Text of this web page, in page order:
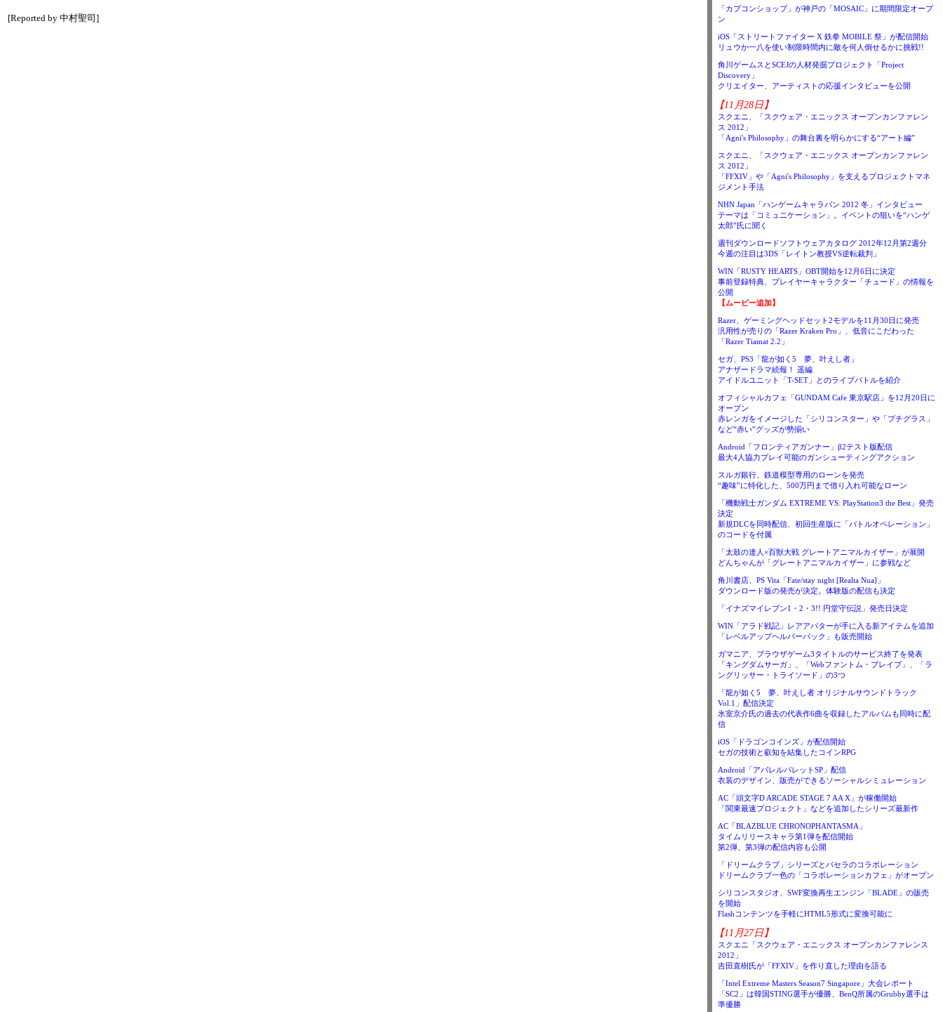
[Reported by 中村聖司]
「カプコンショップ」が神戸の「MOSAIC」に期間限定オープ
ン
iOS「ストリートファイター X 鉄拳 MOBILE 祭」が配信開始
リュウか一八を使い制限時間内に敵を何人倒せるかに挑戦!!
角川ゲームスとSCEJの人材発掘プロジェクト「Project
Discovery」
クリエイター、アーティストの応援インタビューを公開
【11月28日】
スクエニ、「スクウェア・エニックス オープンカンファレン
ス 2012」
「Agni's Philosophy」の舞台裏を明らかにする“アート編”
スクエニ、「スクウェア・エニックス オープンカンファレン
ス 2012」
「FFXIV」や「Agni's Philosophy」を支えるプロジェクトマネ
ジメント手法
NHN Japan「ハンゲームキャラバン 2012 冬」インタビュー
テーマは「コミュニケーション」。イベントの狙いを“ハンゲ
太郎”氏に聞く
週刊ダウンロードソフトウェアカタログ 2012年12月第2週分
今週の注目は3DS「レイトン教授VS逆転裁判」
WIN「RUSTY HEARTS」OBT開始を12月6日に決定
事前登録特典、プレイヤーキャラクター「チュード」の情報を
公開
【ムービー追加】
Razer、ゲーミングヘッドセット2モデルを11月30日に発売
汎用性が売りの「Razer Kraken Pro」、低音にこだわった
「Razer Tiamat 2.2」
セガ、PS3「龍が如く5 夢、叶えし者」
アナザードラマ続報！ 遥編
アイドルユニット「T-SET」とのライブバトルを紹介
オフィシャルカフェ「GUNDAM Cafe 東京駅店」を12月20日に
オープン
赤レンガをイメージした「シリコンスター」や「プチグラス」
など“赤い”グッズが勢揃い
Android「フロンティアガンナー」β2テスト版配信
最大4人協力プレイ可能のガンシューティングアクション
スルガ銀行、鉄道模型専用のローンを発売
“趣味”に特化した、500万円まで借り入れ可能なローン
「機動戦士ガンダム EXTREME VS. PlayStation3 the Best」発売
決定
新規DLCを同時配信、初回生産版に「バトルオペレーション」
のコードを付属
「太鼓の達人×百獣大戦 グレートアニマルカイザー」が展開
どんちゃんが「グレートアニマルカイザー」に参戦など
角川書店、PS Vita「Fate/stay night [Realta Nua]」
ダウンロード版の発売が決定。体験版の配信も決定
「イナズマイレブン1・2・3!! 円堂守伝説」発売日決定
WIN「アラド戦記」レアアバターが手に入る新アイテムを追加
「レベルアップヘルパーパック」も販売開始
ガマニア、ブラウザゲーム3タイトルのサービス終了を発表
「キングダムサーガ」、「Webファントム・ブレイブ」、「ラ
ングリッサー・トライソード」の3つ
「龍が如く5 夢、叶えし者 オリジナルサウンドトラック
Vol.1」配信決定
氷室京介氏の過去の代表作6曲を収録したアルバムも同時に配
信
iOS「ドラゴンコインズ」が配信開始
セガの技術と叡知を結集したコインRPG
Android「アパレルパレットSP」配信
衣装のデザイン、販売ができるソーシャルシミュレーション
AC「頭文字D ARCADE STAGE 7 AA X」が稼働開始
「関東最速プロジェクト」などを追加したシリーズ最新作
AC「BLAZBLUE CHRONOPHANTASMA」
タイムリリースキャラ第1弾を配信開始
第2弾、第3弾の配信内容も公開
「ドリームクラブ」シリーズとパセラのコラボレーション
ドリームクラブ一色の「コラボレーションカフェ」がオープン
シリコンスタジオ、SWF変換再生エンジン「BLADE」の販売
を開始
Flashコンテンツを手軽にHTML5形式に変換可能に
【11月27日】
スクエニ「スクウェア・エニックス オープンカンファレンス
2012」
吉田直樹氏が「FFXIV」を作り直した理由を語る
「Intel Extreme Masters Season7 Singapore」大会レポート
「SC2」は韓国STING選手が優勝、BenQ所属のGrubby選手は
準優勝